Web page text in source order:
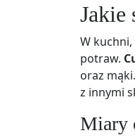
Jakie
W
potraw.
oraz
z innymi
Miary